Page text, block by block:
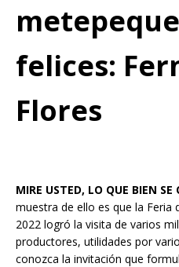
felices:
Flores
MIRE USTED, LO QUE BIEN
muestra de ello es que la Feria
2022 logró la visita de varios
productores, utilidades por
conozca la invitación que